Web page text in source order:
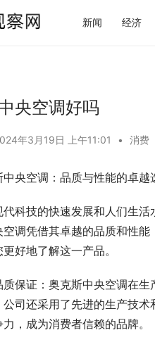
新闻 经济
央空调好吗
年3月19日 上午11:01 • 消费
中央空调：品质与性能的卓越
代科技的快速发展和人们生
空调凭借其卓越的品质和性
好地了解这一产品。
质保证：奥克斯中央空调在
公司还采用了先进的生产技
，成为消费者信赖的品牌。